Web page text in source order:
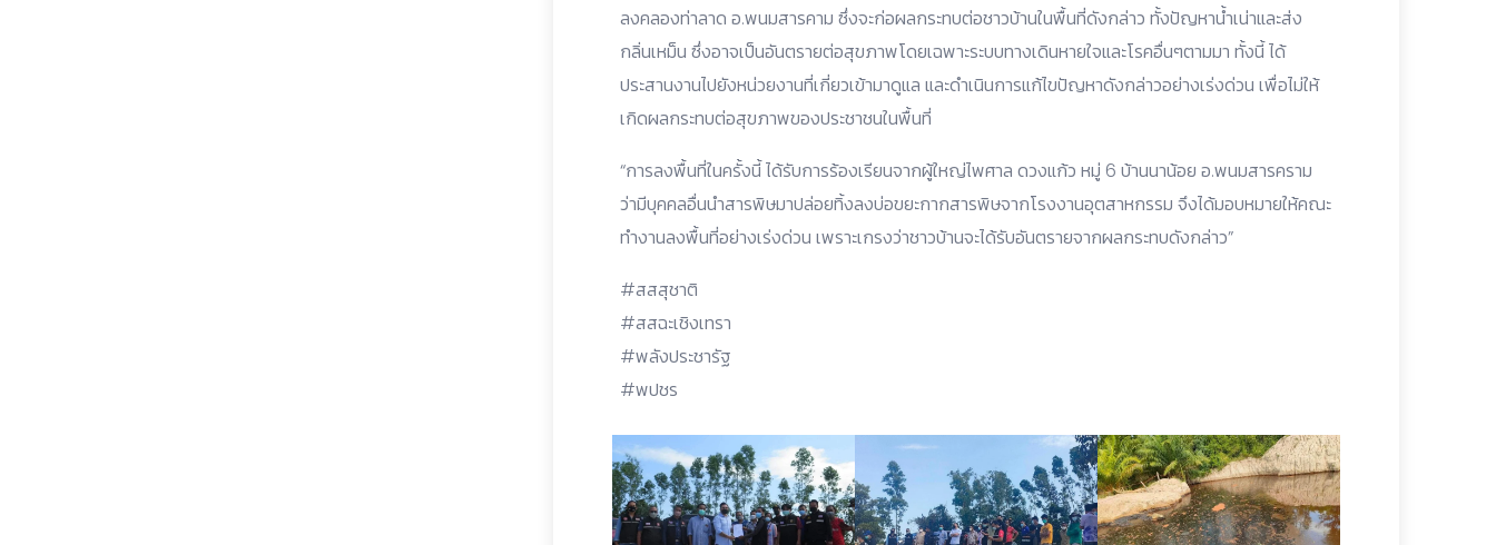
ลงคลองท่าลาด อ.พนมสารคาม ซึ่งจะก่อผลกระทบต่อชาวบ้านในพื้นที่ดังกล่าว ทั้งปัญหาน้ำเน่าและส่ง
กลิ่นเหม็น ซึ่งอาจเป็นอันตรายต่อสุขภาพโดยเฉพาะระบบทางเดินหายใจและโรคอื่นๆตามมา ทั้งนี้ ได้
ประสานงานไปยังหน่วยงานที่เกี่ยวเข้ามาดูแล และดำเนินการแก้ไขปัญหาดังกล่าวอย่างเร่งด่วน เพื่อไม่ให้
เกิดผลกระทบต่อสุขภาพของประชาชนในพื้นที่
“การลงพื้นที่ในครั้งนี้ ได้รับการร้องเรียนจากผู้ใหญ่ไพศาล ดวงแก้ว หมู่ 6 บ้านนาน้อย อ.พนมสารคราม
ว่ามีบุคคลอื่นนำสารพิษมาปล่อยทิ้งลงบ่อขยะกากสารพิษจากโรงงานอุตสาหกรรม จึงได้มอบหมายให้คณะ
ทำงานลงพื้นที่อย่างเร่งด่วน เพราะเกรงว่าชาวบ้านจะได้รับอันตรายจากผลกระทบดังกล่าว”
#สสสุชาติ
#สสฉะเชิงเทรา
#พลังประชารัฐ
#พปชร